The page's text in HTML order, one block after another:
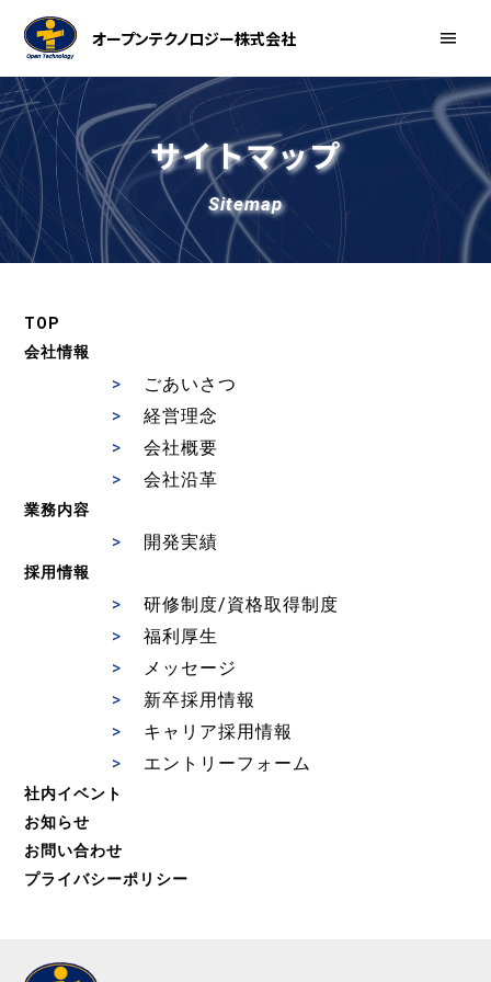
オープンテクノロジー株式会社
サイトマップ
Sitemap
TOP
会社情報
ごあいさつ
経営理念
会社概要
会社沿革
業務内容
開発実績
採用情報
研修制度/資格取得制度
福利厚生
メッセージ
新卒採用情報
キャリア採用情報
エントリーフォーム
社内イベント
お知らせ
お問い合わせ
プライバシーポリシー